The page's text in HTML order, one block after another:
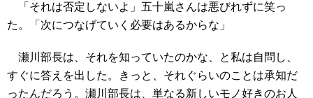
「それは否定しないよ」五十嵐さんは悪びれずに笑っ
た。「次につなげていく必要はあるからな」
瀬川部長は、それを知っていたのかな、と私は自問し、
すぐに答えを出した。きっと、それぐらいのことは承知だ
ったんだろう。瀬川部長は、単なる新しいモノ好きのお人